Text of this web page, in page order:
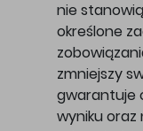
nie
określone
zmniejszy
gwarantuje
wyniku oraz